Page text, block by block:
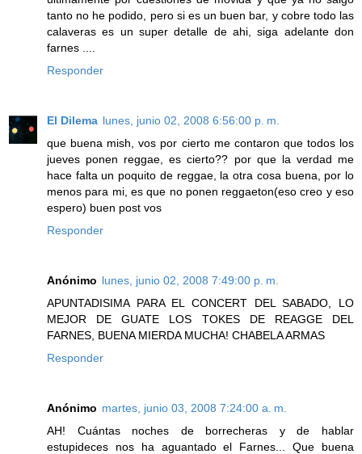
tanto no he podido, pero si es un buen bar, y cobre todo las
calaveras es un super detalle de ahi, siga adelante don
farnes ....
Responder
El Dilema lunes, junio 02, 2008 6:56:00 p. m.
que buena mish, vos por cierto me contaron que todos los
jueves ponen reggae, es cierto?? por que la verdad me
hace falta un poquito de reggae, la otra cosa buena, por lo
menos para mi, es que no ponen reggaeton(eso creo y eso
espero) buen post vos
Responder
Anónimo lunes, junio 02, 2008 7:49:00 p. m.
APUNTADISIMA PARA EL CONCERT DEL SABADO, LO
MEJOR DE GUATE LOS TOKES DE REAGGE DEL
FARNES, BUENA MIERDA MUCHA! CHABELA ARMAS
Responder
Anónimo martes, junio 03, 2008 7:24:00 a. m.
AH! Cuántas noches de borrecheras y de hablar
estupideces nos ha aguantado el Farnes... Que buena